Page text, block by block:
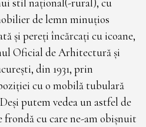
de lemn minuțios
și pereți încărcați cu icoane,
Oficial de Arhitectură și
din 1931, prin
cu o mobilă tubulară
putem vedea un astfel de
cu care ne-am obișnuit